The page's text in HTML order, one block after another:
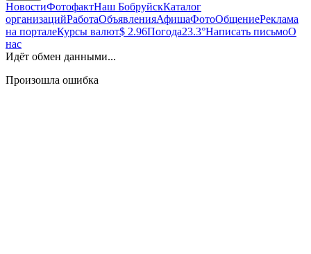
НовостиФотофактНаш БобруйскКаталог
организацийРаботаОбъявленияАфишаФотоОбщениеРеклама
на порталеКурсы валют$ 2.96Погода23.3°Написать письмоО
нас
Идёт обмен данными...
Произошла ошибка